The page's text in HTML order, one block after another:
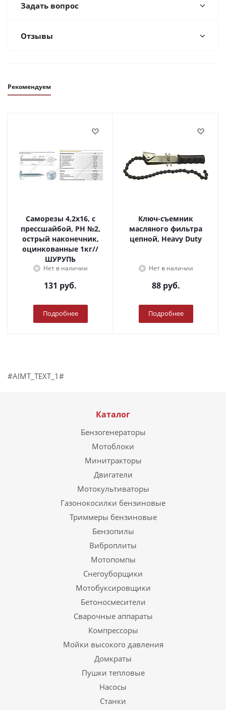
Задать вопрос
Отзывы
Рекомендуем
Саморезы 4,2х16, с
прессшайбой, PH №2,
острый наконечник,
оцинкованные 1кг//
ШУРУПЬ
Нет в наличии
131 руб.
Подробнее
Ключ-съемник
масляного фильтра
цепной, Heavy Duty
Нет в наличии
88руб.
Подробнее
#AIMT_TEXT_1#
Каталог
Бензогенераторы
Мотоблоки
Минитракторы
Двигатели
Мотокультиваторы
Газонокосилки бензиновые
Триммеры бензиновые
Бензопилы
Виброплиты
Мотопомпы
Снегоуборщики
Мотобуксировщики
Бетоносмесители
Сварочные аппараты
Компрессоры
Мойки высокого давления
Домкраты
Пушки тепловые
Насосы
Станки